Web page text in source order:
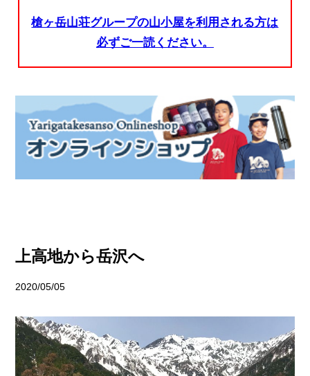
槍ヶ岳山荘グループの山小屋を利用される方は
必ずご一読ください。
上高地から岳沢へ
2020/05/05